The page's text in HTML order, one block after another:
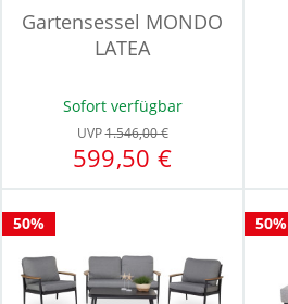
Gartensessel MONDO
LATEA
Sofort verfügbar
UVP1.546,00 €
599,50 €
50% 50%